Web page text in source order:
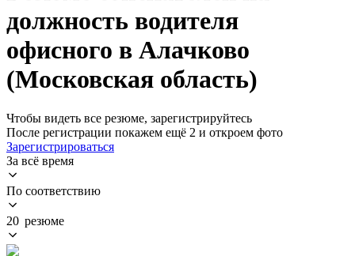
должность водителя
офисного в Алачково
(Московская область)
Чтобы видеть все резюме, зарегистрируйтесь
После регистрации покажем ещё 2 и откроем фото
Зарегистрироваться
За всё время
По соответствию
20 резюме